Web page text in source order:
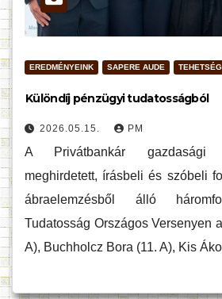
EREDMÉNYEINK SAPERE AUDE
Különdíj pénzügyi tudatosságból
2026.05.15. PM
A Privátbankár gazdasági
meghirdetett, írásbeli és szóbeli
ábraelemzésből álló
Tudatosság Országos Versenyen
A), Buchholcz Bora (11. A), Kis